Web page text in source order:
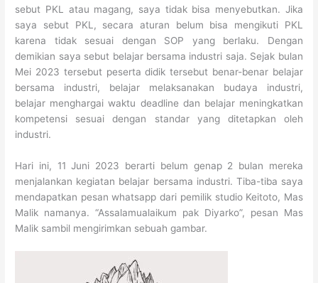
sebut PKL atau magang, saya tidak bisa menyebutkan. Jika
saya sebut PKL, secara aturan belum bisa mengikuti PKL
karena tidak sesuai dengan SOP yang berlaku. Dengan
demikian saya sebut belajar bersama industri saja. Sejak bulan
Mei 2023 tersebut peserta didik tersebut benar-benar belajar
bersama industri, belajar melaksanakan budaya industri,
belajar menghargai waktu deadline dan belajar meningkatkan
kompetensi sesuai dengan standar yang ditetapkan oleh
industri.
Hari ini, 11 Juni 2023 berarti belum genap 2 bulan mereka
menjalankan kegiatan belajar bersama industri. Tiba-tiba saya
mendapatkan pesan whatsapp dari pemilik studio Keitoto, Mas
Malik namanya. “Assalamualaikum pak Diyarko”, pesan Mas
Malik sambil mengirimkan sebuah gambar.